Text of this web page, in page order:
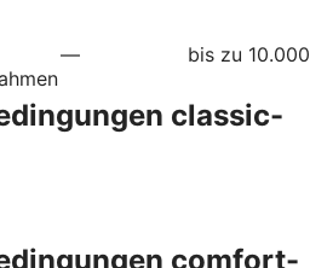
— bis zu
classic-
comfort-